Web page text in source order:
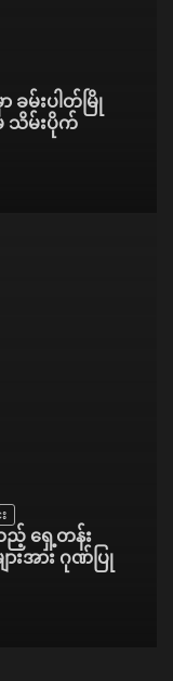
ခမ်းပါတ်မြို
သိမ်းပိုက်
ည့် ရှေ့တန်း
ားအား ဂုဏ်ပြု